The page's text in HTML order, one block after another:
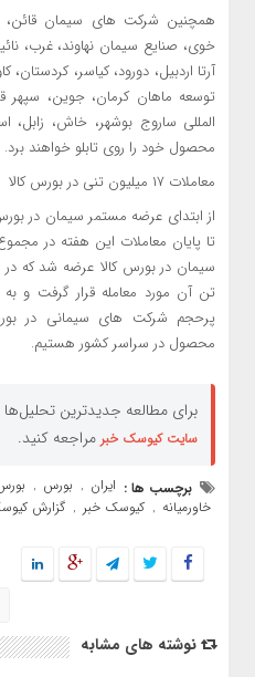
همچنین شرکت های سیمان قائن،
خوی، صنایع سیمان نهاوند، غرب،
آرتا اردبیل، دورود، کیاسر،
توسعه ماهان کرمان، جوین، سپهر
المللی ساروج بوشهر، خاش، زابل،
محصول خود را روی تابلو خواهند برد.
معاملات ۱۷ میلیون تنی در بورس کالا
تن آن مورد معامله قرار گرفت و
پرحجم شرکت های سیمانی در
محصول در سراسر کشور هستیم.
برای مطالعه جدیدترین
سایت کیوسک خبر مراجعه کنید.
برچسب ها : ایران , بورس ,
خاورمیانه , کیوسک خبر , گزارش
نوشته های مشابه